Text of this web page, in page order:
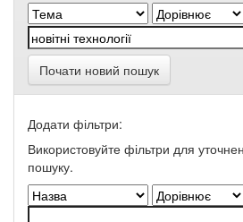
Почати новий пошук
Додати фільтри:
Використовуйте фільтри для
пошуку.